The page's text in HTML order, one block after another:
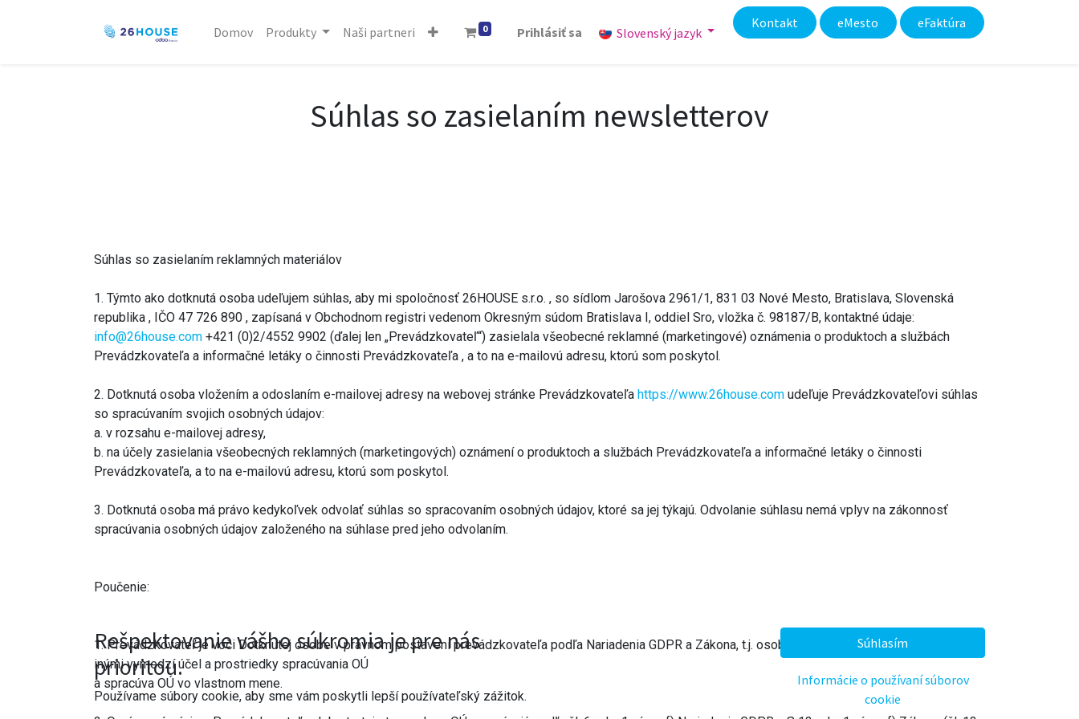
Domov Produkty Naši partneri 0 Prihlásiť sa Slovenský jazyk
Kontakt eMesto​ eFaktúra
Súhlas so zasielaním newsletterov
Súhlas so zasielaním reklamných materiálov
1. Týmto ako dotknutá osoba udeľujem súhlas, aby mi spoločnosť 26HOUSE s.r.o. , so sídlom Jarošova 2961/1, 831 03 Nové Mesto, Bratislava, Slovenská
republika , IČO 47 726 890 , zapísaná v Obchodnom registri vedenom Okresným súdom Bratislava I, oddiel Sro, vložka č. 98187/B, kontaktné údaje:
info@26house.com +421 (0)2/4552 9902 (ďalej len „Prevádzkovateľ“) zasielala všeobecné reklamné (marketingové) oznámenia o produktoch a službách
Prevádzkovateľa a informačné letáky o činnosti Prevádzkovateľa , a to na e-mailovú adresu, ktorú som poskytol.
2. Dotknutá osoba vložením a odoslaním e-mailovej adresy na webovej stránke Prevádzkovateľa https://www.26house.com udeľuje Prevádzkovateľovi súhlas
so spracúvaním svojich osobných údajov:
a. v rozsahu e-mailovej adresy,
b. na účely zasielania všeobecných reklamných (marketingových) oznámení o produktoch a službách Prevádzkovateľa a informačné letáky o činnosti
Prevádzkovateľa, a to na e-mailovú adresu, ktorú som poskytol.
3. Dotknutá osoba má právo kedykoľvek odvolať súhlas so spracovaním osobných údajov, ktoré sa jej týkajú. Odvolanie súhlasu nemá vplyv na zákonnosť
spracúvania osobných údajov založeného na súhlase pred jeho odvolaním.
Poučenie:
1. Prevádzkovateľ je voči Dotknutej osobe v právnom postavení prevádzkovateľa podľa Nariadenia GDPR a Zákona, t.j. osoba, ktorá sama alebo spoločne s
inými vymedzí účel a prostriedky spracúvania OÚ
a spracúva OÚ vo vlastnom mene.
Rešpektovanie vášho súkromia je pre nás
prioritou.
Používame súbory cookie, aby sme vám poskytli lepší používateľský zážitok.
Súhlasím
Informácie o používaní súborov
cookie